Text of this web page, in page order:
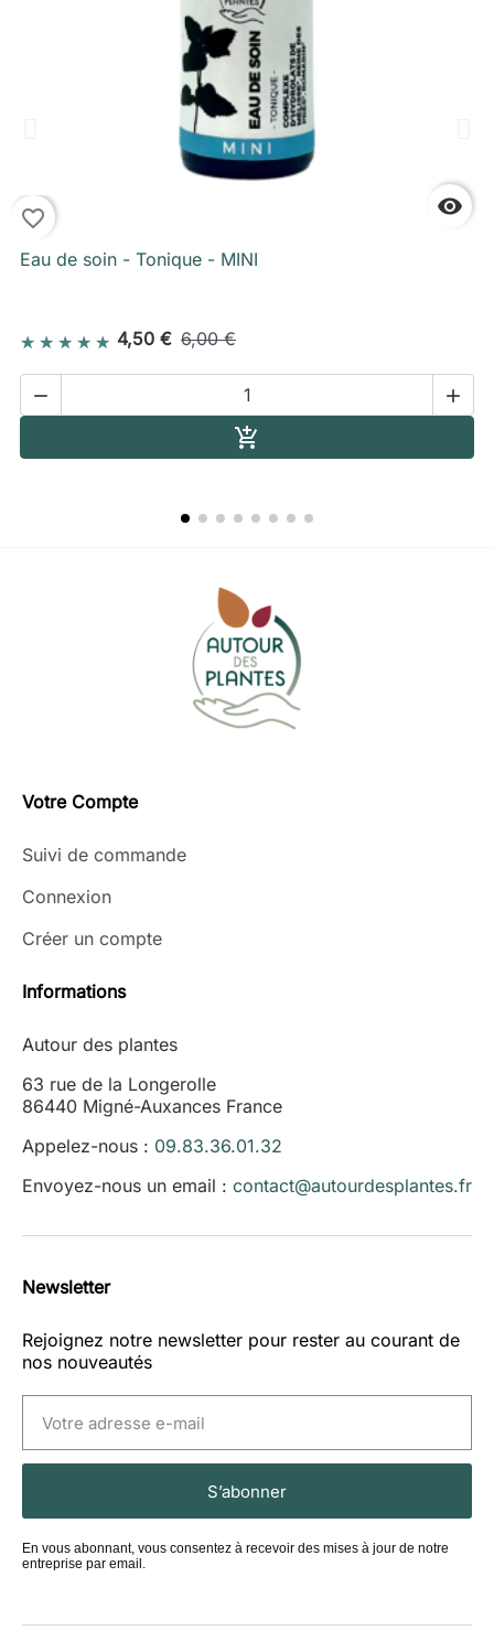

favorite_border
Eau de soin - Tonique - MINI
4,50 € 6,00 €
 

Votre Compte
Suivi de commande
Connexion
Créer un compte
Informations
Autour des plantes
63 rue de la Longerolle
86440 Migné-Auxances France
Appelez-nous : 09.83.36.01.32
Envoyez-nous un email : contact@autourdesplantes.fr
Newsletter
Rejoignez notre newsletter pour rester au courant de
nos nouveautés
S’abonner
En vous abonnant, vous consentez à recevoir des mises à jour de notre
entreprise par email.